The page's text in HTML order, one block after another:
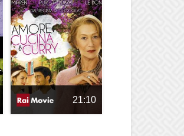
21:10